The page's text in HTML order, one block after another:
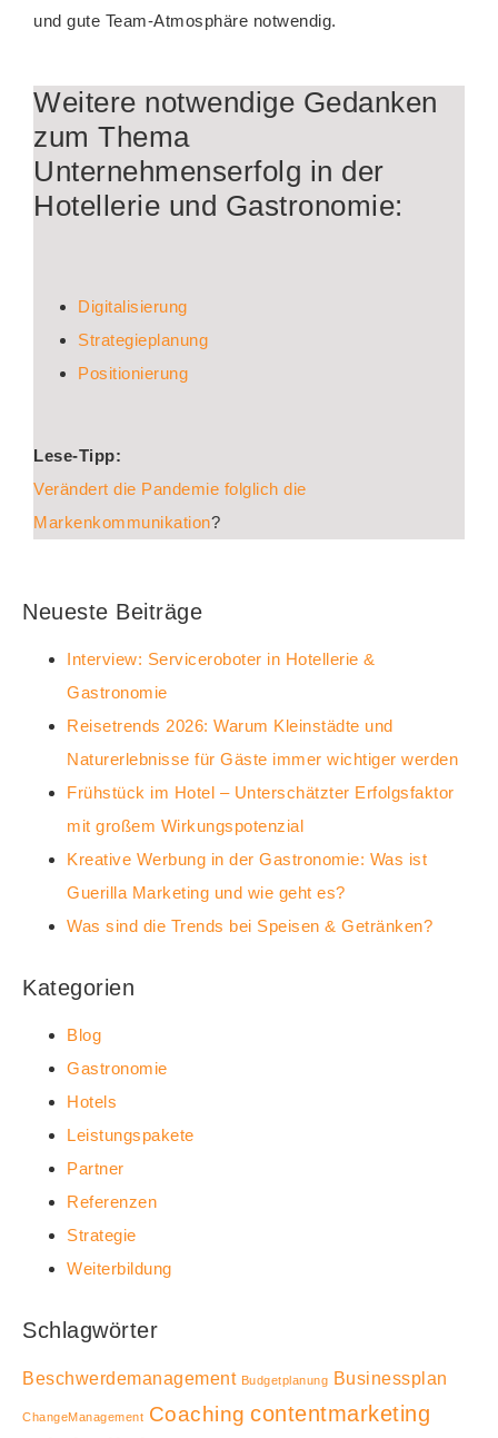
und gute Team-Atmosphäre notwendig.
Weitere notwendige Gedanken
zum Thema
Unternehmenserfolg in der
Hotellerie und Gastronomie:
Digitalisierung
Strategieplanung
Positionierung
Lese-Tipp:
Verändert die Pandemie folglich die
Markenkommunikation?
Neueste Beiträge
Interview: Serviceroboter in Hotellerie &
Gastronomie
Reisetrends 2026: Warum Kleinstädte und
Naturerlebnisse für Gäste immer wichtiger werden
Frühstück im Hotel – Unterschätzter Erfolgsfaktor
mit großem Wirkungspotenzial
Kreative Werbung in der Gastronomie: Was ist
Guerilla Marketing und wie geht es?
Was sind die Trends bei Speisen & Getränken?
Kategorien
Blog
Gastronomie
Hotels
Leistungspakete
Partner
Referenzen
Strategie
Weiterbildung
Schlagwörter
Beschwerdemanagement Budgetplanung Businessplan
ChangeManagement Coaching contentmarketing